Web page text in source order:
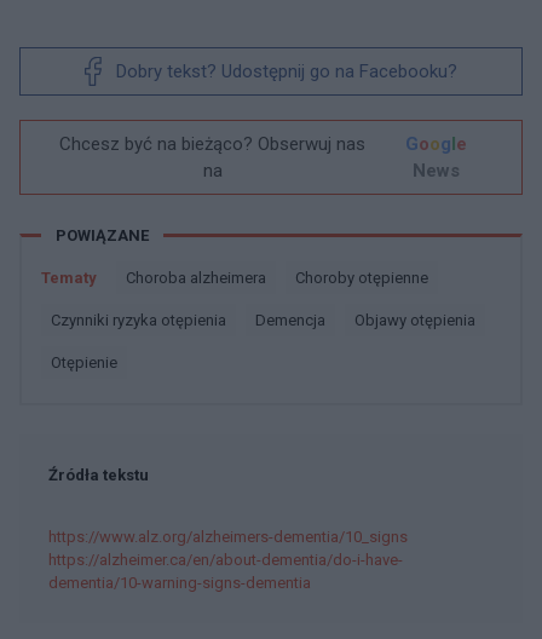
Dobry tekst? Udostępnij go na Facebooku?
Chcesz być na bieżąco? Obserwuj nas
na
Google
News
POWIĄZANE
Tematy Choroba alzheimera Choroby otępienne
Czynniki ryzyka otępienia Demencja Objawy otępienia
Otępienie
Źródła tekstu
https://www.alz.org/alzheimers-dementia/10_signs
https://alzheimer.ca/en/about-dementia/do-i-have-
dementia/10-warning-signs-dementia